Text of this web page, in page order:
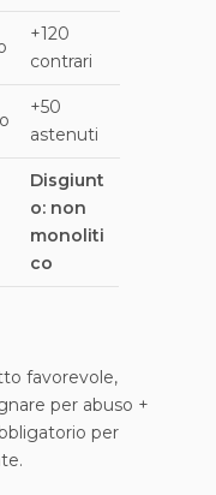
+120
contrari
+50
astenuti
Disgiunt
o: non
monoliti
co
favorevole,
per abuso +
per